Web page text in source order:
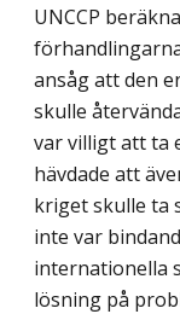
UNCCP
ansåg att den
skulle
var villigt att ta
hävdade att
kriget skulle ta
inte var
internationella
lösning på